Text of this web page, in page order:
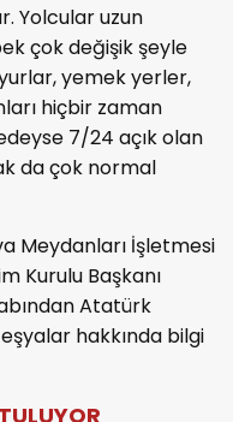
Yolcular uzun
çok değişik şeyle
yemek yerler,
hiçbir zaman
7/24 açık olan
da çok normal
Meydanları İşletmesi
Kurulu Başkanı
Atatürk
hakkında bilgi